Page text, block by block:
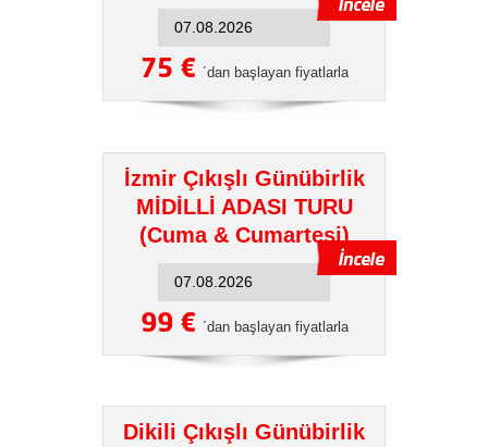
75 € ´dan başlayan fiyatlarla
İzmir Çıkışlı Günübirlik
MİDİLLİ ADASI TURU
(Cuma & Cumartesi)
99 € ´dan başlayan fiyatlarla
Dikili Çıkışlı Günübirlik